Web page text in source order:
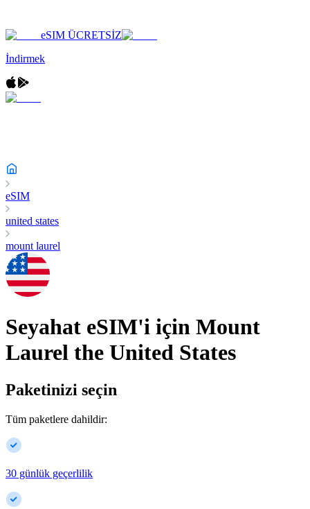
eSIM ÜCRETSİZ
İndirmek
eSIM
united states
mount laurel
Seyahat eSIM'i için Mount
Laurel the United States
Paketinizi seçin
Tüm paketlere dahildir:
30 günlük geçerlilik